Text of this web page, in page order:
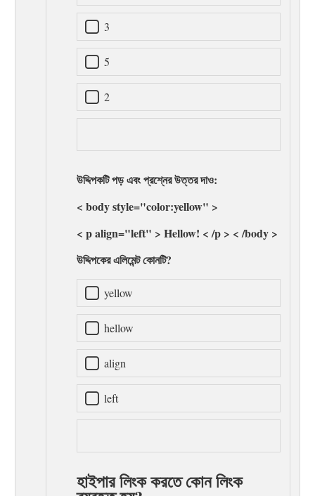
3
5
2
উদ্দিপকটি পড় এবং প্রশ্নের উত্তর দাও:
< body style="color:yellow" >
< p align="left" > Hellow! < /p > < /body >
উদ্দিপকের এলিমেন্ট কোনটি?
yellow
hellow
align
left
হাইপার লিংক করতে কোন লিংক